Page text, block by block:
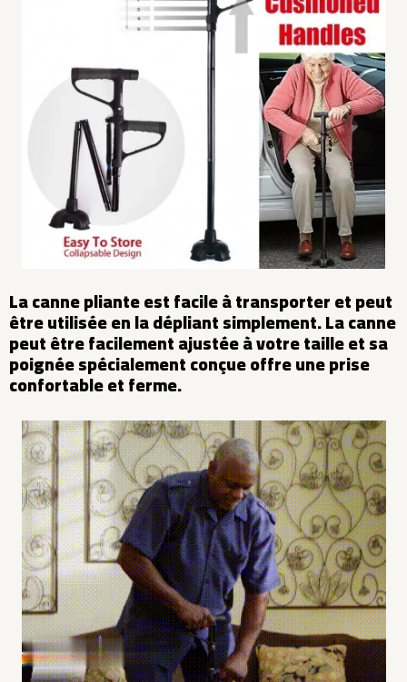
La canne pliante est facile à transporter et peut
être utilisée en la dépliant simplement. La canne
peut être facilement ajustée à votre taille et sa
poignée spécialement conçue offre une prise
confortable et ferme.